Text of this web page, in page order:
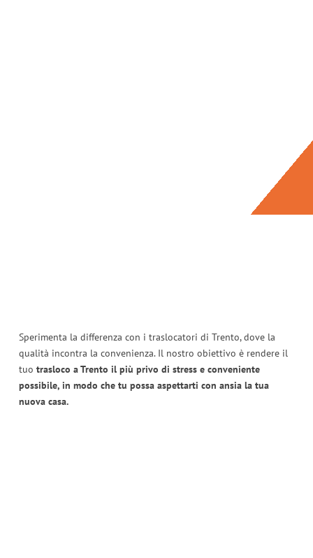
Sperimenta la differenza con i traslocatori di Trento, dove la
qualità incontra la convenienza. Il nostro obiettivo è rendere il
tuo trasloco a Trento il più privo di stress e conveniente
possibile, in modo che tu possa aspettarti con ansia la tua
nuova casa.